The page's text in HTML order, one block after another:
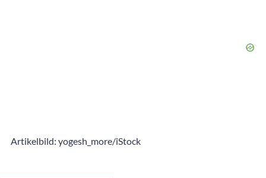
Artikelbild: yogesh_more/iStock